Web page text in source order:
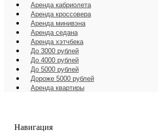
Аренда кабриолета
Аренда кроссовера
Аренда минивэна
Аренда седана
Аренда хэтчбека
До 3000 рублей
До 4000 рублей
До 5000 рублей
Дороже 5000 рублей
Аренда квартиры
Навигация